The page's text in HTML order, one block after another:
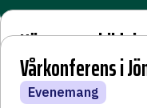
LÄS VIDARE
Utbilda dig hos
Höstens
webinarier
Nyheter
Vårkonferens i
Evenemang